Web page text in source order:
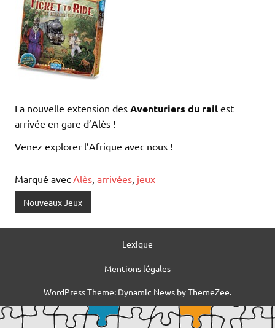
La nouvelle extension des Aventuriers du rail est
arrivée en gare d’Alès !
Venez explorer l’Afrique avec nous !
Marqué avec Alès, arrivées, jeux
Nouveaux Jeux
Lexique
Mentions légales
WordPress Theme: Dynamic News by ThemeZee.